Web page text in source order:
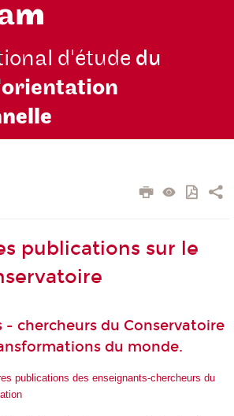
d'étude du
orientation
publications sur le
- chercheurs du Conservatoire
du monde.
publications des enseignants-chercheurs du